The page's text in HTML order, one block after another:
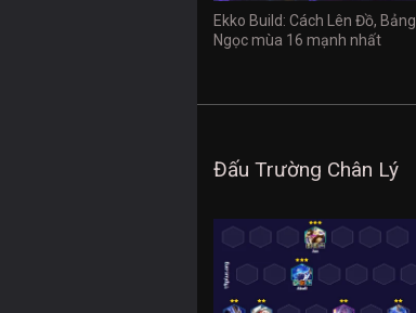
Ekko Build: Cách Lên Đồ, Bảng
Ngọc mùa 16 mạnh nhất
Đấu Trường Chân Lý